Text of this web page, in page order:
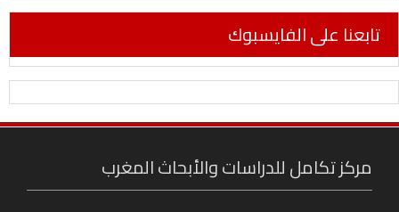
تابعنا على الفايسبوك
مركز تكامل للدراسات والأبحاث المغرب